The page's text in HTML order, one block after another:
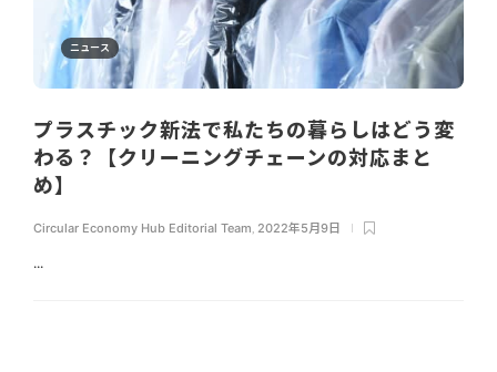
ニュース
プラスチック新法で私たちの暮らしはどう変
わる？【クリーニングチェーンの対応まと
め】
Circular Economy Hub Editorial Team 2022年5月9日
...